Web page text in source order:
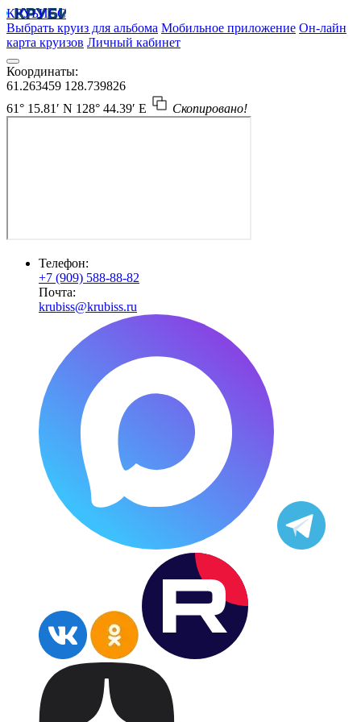
КРУБИСС
Выбрать круиз для альбома Мобильное приложение Он-лайн
карта круизов Личный кабинет
Координаты:
61.263459 128.739826
61° 15.81′ N 128° 44.39′ E Скопировано!
Телефон:
+7 (909) 588-88-82
Почта:
krubiss@krubiss.ru